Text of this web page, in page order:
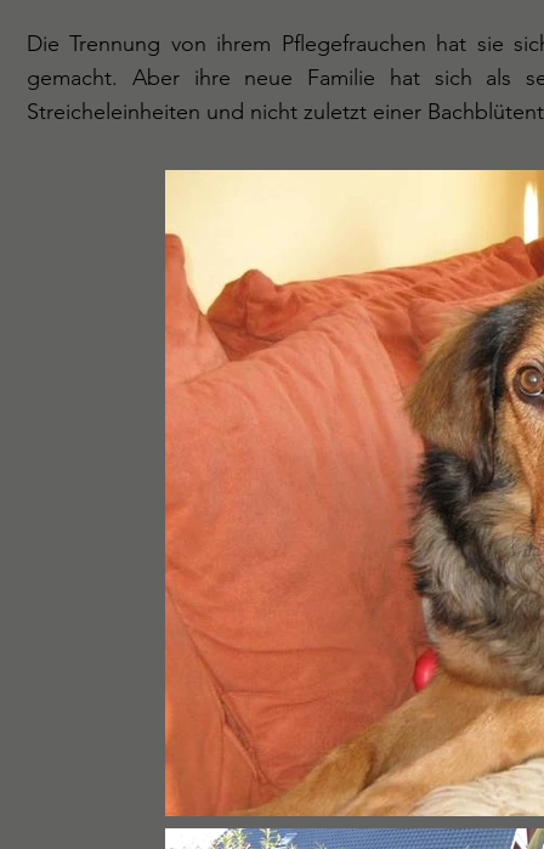
Die Trennung von ihrem Pflegefrauchen hat sie
gemacht. Aber ihre neue Familie hat sich als
Streicheleinheiten und nicht zuletzt einer